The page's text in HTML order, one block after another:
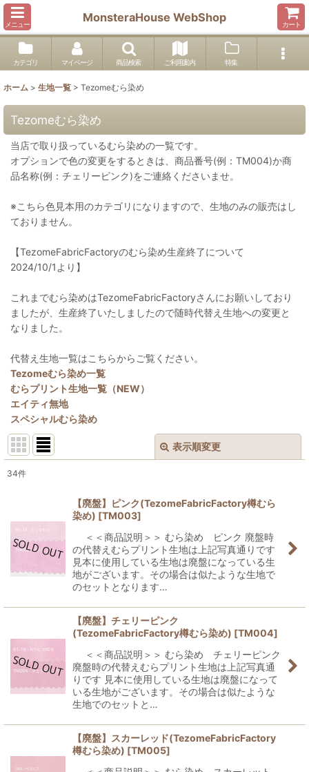
メニュー
MonsteraHouse WebShop
カート
カテゴリ マイページ 商品検索 ご利用案内 特集
ホーム > 生地一覧 > Tezomeむら染め
Tezomeむら染め
当店で取り扱っているむら染めの一覧です。
オプションで色の変更をするときは、商品番号(例：TM004)か商
品名称(例：チェリーピンク)をご連絡くださいませ。
※こちら色見本用のカテゴリになりますので、生地のみの販売はし
ておりません。
【TezomeFabricFactoryのむら染め生産終了について
2024/10/1より】
これまでむら染めはTezomeFabricFactoryさんにお願いしており
ましたが、生産終了いたしましたので随時代替え生地への変更と
なりました。
代替え生地一覧はこちらからご覧ください。
Tezomeむら染め一覧
むらプリント生地一覧（NEW）
エイティ無地
スペシャルむら染め
表示順変更
並び順:
絞り込む
34件
【廃盤】ピンク(TezomeFabricFactory樽むら
染め) [TM003]
＜＜商品説明＞＞ むら染め ピンク 廃盤時
の代替えむらプリント生地は上記写真通りです
見本に使用している生地は廃盤になっている生
地がございます。その場合は似たような生地で
のセットとなります…
【廃盤】チェリーピンク
(TezomeFabricFactory樽むら染め) [TM004]
＜＜商品説明＞＞ むら染め チェリーピンク
廃盤時の代替えむらプリント生地は上記写真通
りです 見本に使用している生地は廃盤になって
いる生地がございます。その場合は似たような
生地でのセットと…
【廃盤】スカーレッド(TezomeFabricFactory
樽むら染め) [TM005]